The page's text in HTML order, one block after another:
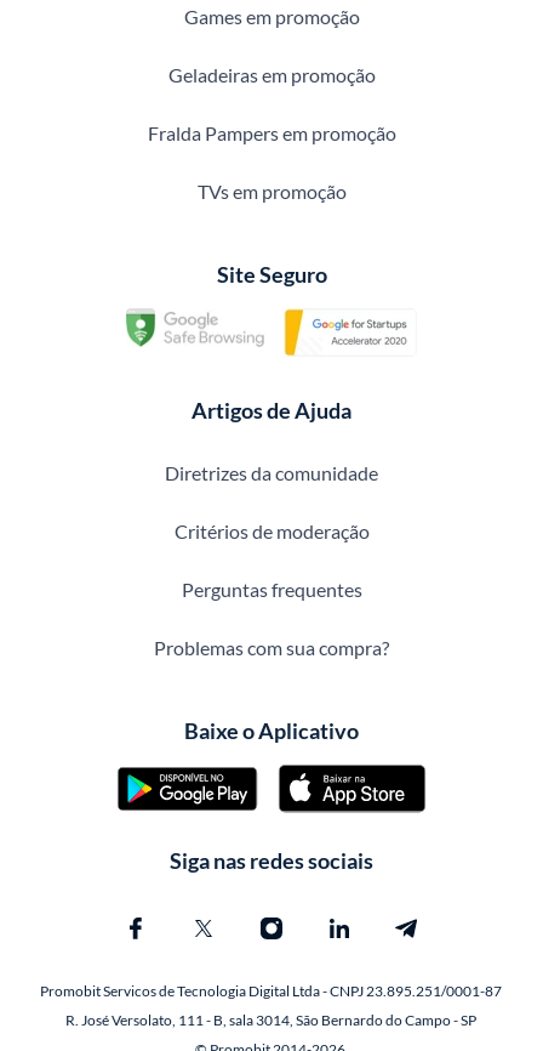
Games em promoção
Geladeiras em promoção
Fralda Pampers em promoção
TVs em promoção
Site Seguro
Artigos de Ajuda
Diretrizes da comunidade
Critérios de moderação
Perguntas frequentes
Problemas com sua compra?
Baixe o Aplicativo
Siga nas redes sociais
Promobit Servicos de Tecnologia Digital Ltda - CNPJ 23.895.251/0001-87
R. José Versolato, 111 - B, sala 3014, São Bernardo do Campo - SP